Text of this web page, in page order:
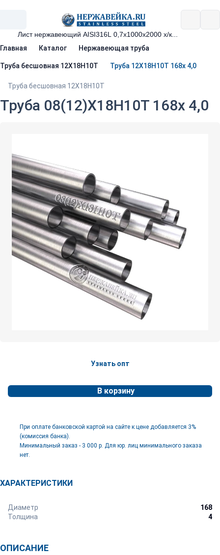
Главная Каталог Нержавеющая труба
Труба бесшовная 12Х18Н10Т Труба 12Х18Н10Т 168х 4,0
Труба бесшовная 12Х18Н10Т
Труба 08(12)Х18Н10Т 168х 4,0
Узнать опт
В корзину
При оплате банковской картой на сайте к цене добавляется 3%
(комиссия банка).
Минимальный заказ - 3 000 р. Для юр. лиц минимального заказа
нет.
ХАРАКТЕРИСТИКИ
Диаметр
168
Толщина
4
ОПИСАНИЕ